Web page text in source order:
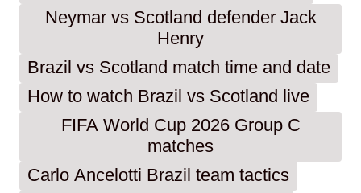
Neymar vs Scotland defender Jack
Henry
Brazil vs Scotland match time and date
How to watch Brazil vs Scotland live
FIFA World Cup 2026 Group C
matches
Carlo Ancelotti Brazil team tactics